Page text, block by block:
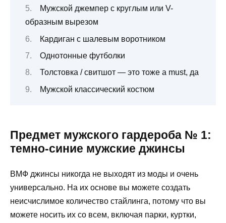
Мужской джемпер с круглым или V-
образным вырезом
Кардиган с шалевым воротником
Однотонные футболки
Толстовка / свитшот — это тоже а must, да
Мужской классический костюм
Предмет мужского гардероба № 1:
темно-синие мужские джинсы
ВМФ джинсы никогда не выходят из моды и очень
универсально. На их основе вы можете создать
неисчислимое количество стайлинга, потому что вы
можете носить их со всем, включая парки, куртки,